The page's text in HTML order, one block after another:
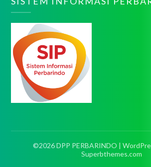
©2026 DPP PERBARINDO |
Superbthemes.com